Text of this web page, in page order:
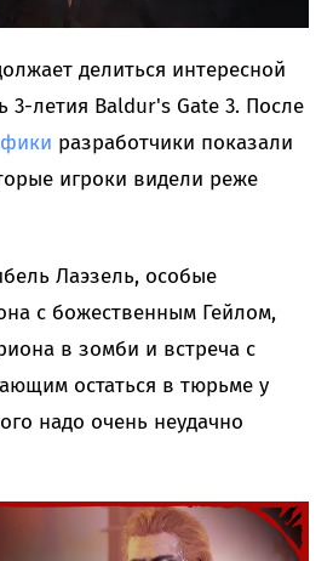
делиться интересной
3-летия Baldur's Gate 3. После
разработчики показали
игроки видели реже
Лаэзель, особые
с божественным Гейлом,
в зомби и встреча с
остаться в тюрьме у
надо очень неудачно